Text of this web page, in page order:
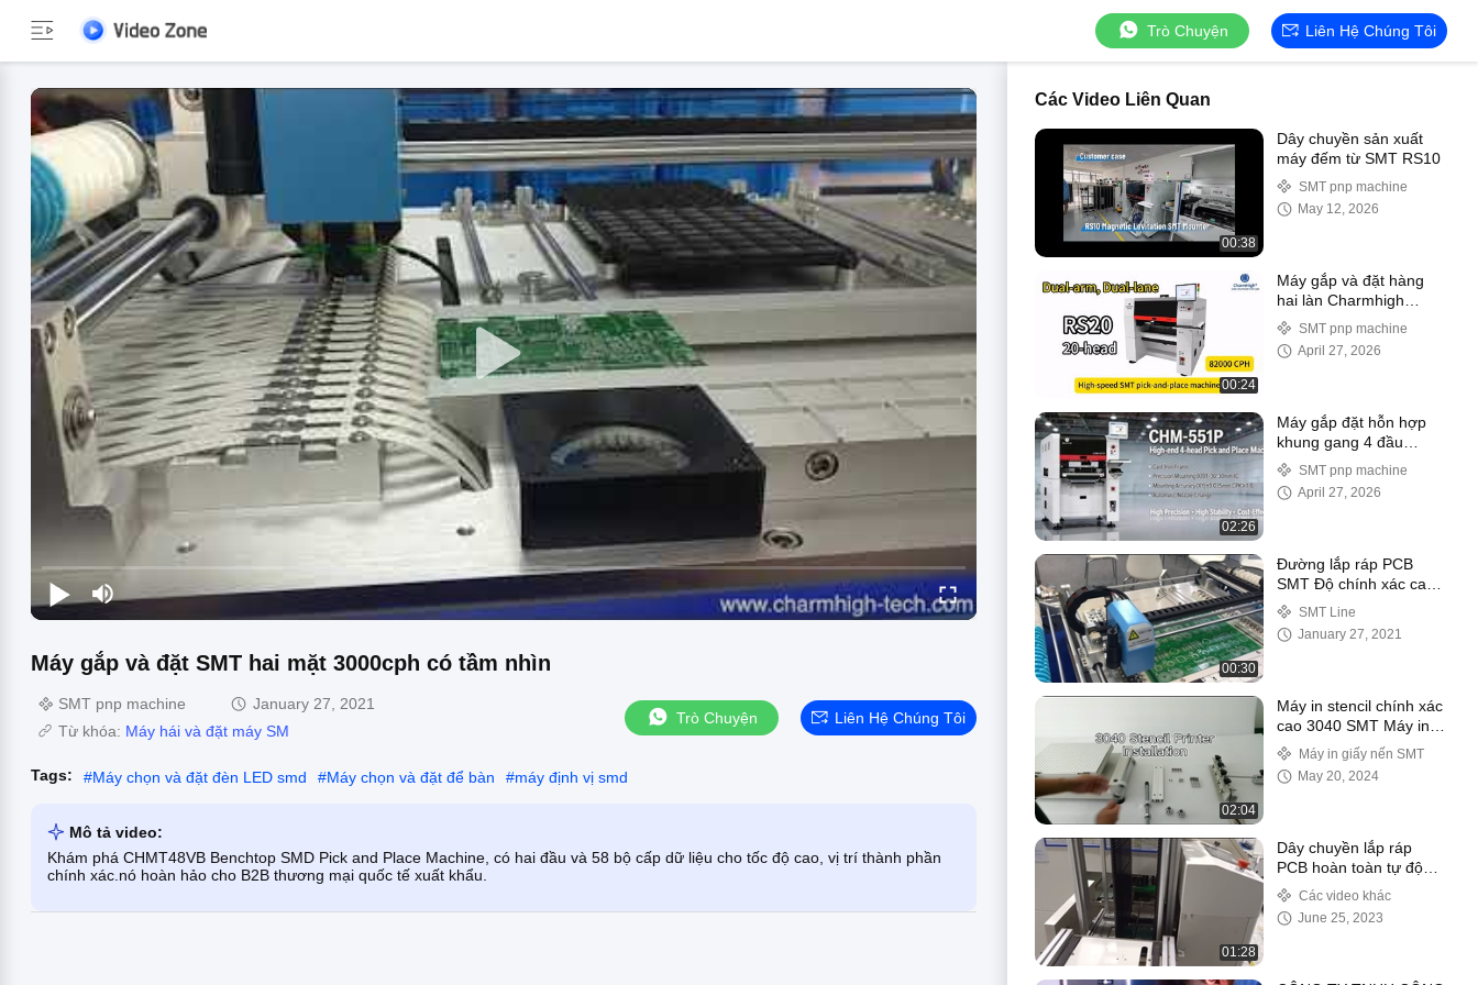
Trò Chuyện Liên Hệ Chúng Tôi
Máy gắp và đặt SMT hai mặt 3000cph có tầm nhìn
SMT pnp machine
January 27, 2021
Từ khóa: Máy hái và đặt máy SM
Trò Chuyện Liên Hệ Chúng Tôi
Tags: #Máy chọn và đặt đèn LED smd #Máy chọn và đặt để bàn #máy định vị smd
Mô tả video:
Khám phá CHMT48VB Benchtop SMD Pick and Place Machine, có hai đầu và 58 bộ cấp dữ liệu cho tốc độ cao, vị trí thành phần
chính xác.nó hoàn hảo cho B2B thương mại quốc tế xuất khẩu.
Các Video Liên Quan
00:38
Dây chuyền sản xuất
máy đếm từ SMT RS10
SMT pnp machine
May 12, 2026
00:24
Máy gắp và đặt hàng
hai làn Charmhigh
RS20 Dual-arm
82000CPH
SMT pnp machine
April 27, 2026
02:26
Máy gắp đặt hỗn hợp
khung gang 4 đầu
CHM-551P
SMT pnp machine
April 27, 2026
00:30
Đường lắp ráp PCB
SMT Độ chính xác cao
với bộ cấp độ rung
SMT Line
January 27, 2021
02:04
Máy in stencil chính xác
cao 3040 SMT Máy in
lụa SMT
Máy in giấy nến SMT
May 20, 2024
01:28
Dây chuyền lắp ráp
PCB hoàn toàn tự động
tại nhà máy Charmhigh
Các video khác
June 25, 2023